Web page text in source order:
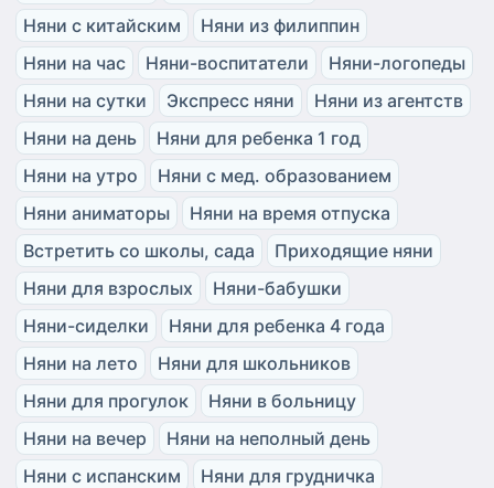
Няни с китайским
Няни из филиппин
Няни на час
Няни-воспитатели
Няни-логопеды
Няни на сутки
Экспресс няни
Няни из агентств
Няни на день
Няни для ребенка 1 год
Няни на утро
Няни с мед. образованием
Няни аниматоры
Няни на время отпуска
Встретить со школы, сада
Приходящие няни
Няни для взрослых
Няни-бабушки
Няни-сиделки
Няни для ребенка 4 года
Няни на лето
Няни для школьников
Няни для прогулок
Няни в больницу
Няни на вечер
Няни на неполный день
Няни с испанским
Няни для грудничка